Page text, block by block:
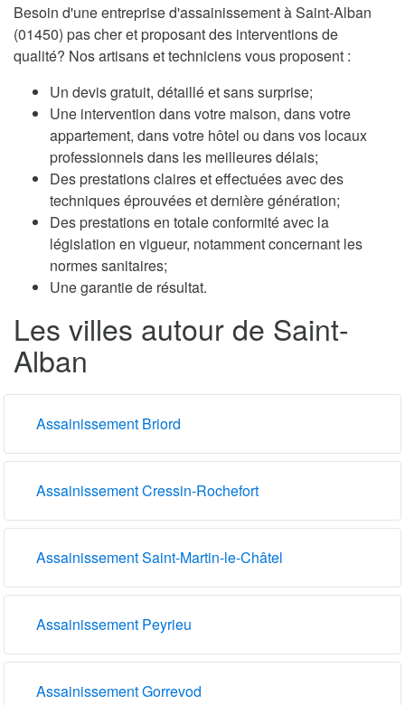
Besoin d'une entreprise d'assainissement à Saint-Alban
(01450) pas cher et proposant des interventions de
qualité? Nos artisans et techniciens vous proposent :
Un devis gratuit, détaillé et sans surprise;
Une intervention dans votre maison, dans votre
appartement, dans votre hôtel ou dans vos locaux
professionnels dans les meilleures délais;
Des prestations claires et effectuées avec des
techniques éprouvées et dernière génération;
Des prestations en totale conformité avec la
législation en vigueur, notamment concernant les
normes sanitaires;
Une garantie de résultat.
Les villes autour de Saint-
Alban
Assainissement Briord
Assainissement Cressin-Rochefort
Assainissement Saint-Martin-le-Châtel
Assainissement Peyrieu
Assainissement Gorrevod